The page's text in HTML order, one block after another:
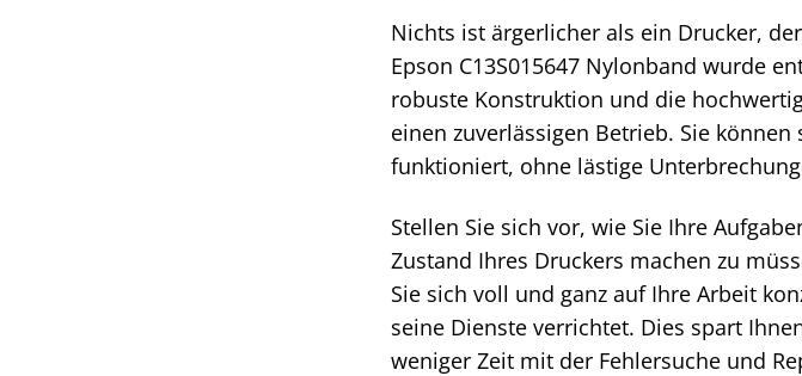
Nichts ist ärgerlicher als ein Drucker,
Epson C13S015647 Nylonband wurde
robuste Konstruktion und die
einen zuverlässigen Betrieb. Sie
funktioniert, ohne lästige
Stellen Sie sich vor, wie Sie Ihre
Zustand Ihres Druckers machen zu
Sie sich voll und ganz auf Ihre Arbeit
seine Dienste verrichtet. Dies spart
weniger Zeit mit der Fehlersuche und